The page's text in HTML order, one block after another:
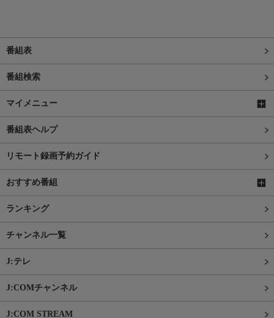
番組表
番組検索
マイメニュー
番組表ヘルプ
リモート録画予約ガイド
おすすめ番組
ランキング
チャンネル一覧
J:テレ
J:COMチャンネル
J:COM STREAM